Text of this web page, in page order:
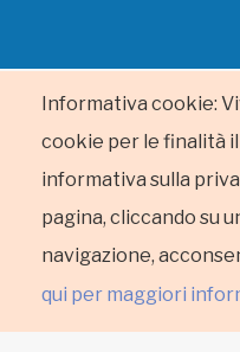
Informativa cookie:
cookie per le finalità
informativa sulla
pagina, cliccando su
navigazione,
qui per maggiori